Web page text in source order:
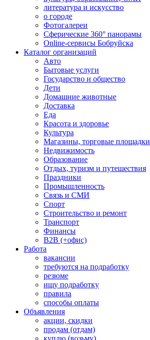
литература и искусство
о городе
Фотогалереи
Сферические 360° панорамы
Online-сервисы Бобруйска
Каталог организаций
Авто
Бытовые услуги
Государство и общество
Дети
Домашние животные
Доставка
Еда
Красота и здоровье
Культура
Магазины, торговые площадки
Недвижимость
Образование
Отдых, туризм и путешествия
Праздники
Промышленность
Связь и СМИ
Спорт
Строительство и ремонт
Транспорт
Финансы
B2B (+офис)
Работа
вакансии
требуются на подработку
резюме
ищу подработку
правила
способы оплаты
Объявления
акции, скидки
продам (отдам)
куплю (возьму)